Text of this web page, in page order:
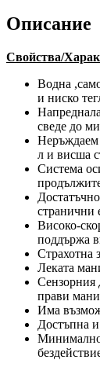
Описание
Свойства/
Водна
и ниско
сведе до
Неръждаем
л и висша
Система
странични
Високо-
поддържа
Страхотна
Леката
Сензорния
прави
Има
Достъпна
Минимално